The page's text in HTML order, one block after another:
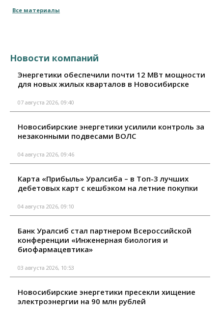
Все материалы
Новости компаний
Энергетики обеспечили почти 12 МВт мощности
для новых жилых кварталов в Новосибирске
07 августа 2026, 09:40
Новосибирские энергетики усилили контроль за
незаконными подвесами ВОЛС
04 августа 2026, 09:46
Карта «Прибыль» Уралсиба – в Топ-3 лучших
дебетовых карт с кешбэком на летние покупки
04 августа 2026, 09:10
Банк Уралсиб стал партнером Всероссийской
конференции «Инженерная биология и
биофармацевтика»
03 августа 2026, 10:53
Новосибирские энергетики пресекли хищение
электроэнергии на 90 млн рублей